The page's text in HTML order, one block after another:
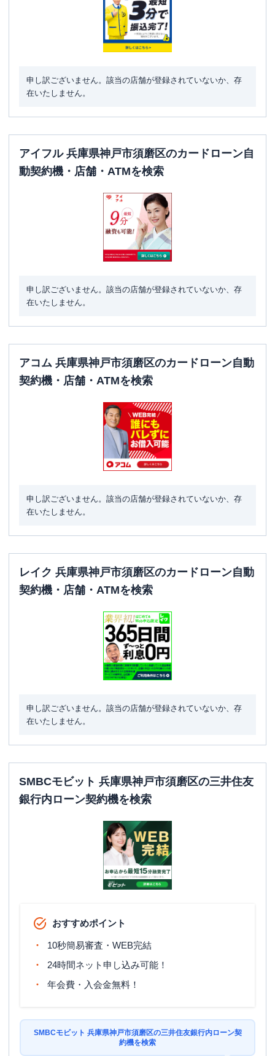
✕
兵庫県神戸市須磨区大黒町2-1-9
営業時間
平日：-
日祝： -
ATM
✕
兵庫県神戸市須磨区中落合2-2-5
申し訳ございません。該当の店舗が登録されていないか、存
在いたしません。
アイフル 兵庫県神戸市須磨区のカードローン自
動契約機・店舗・ATMを検索
申し訳ございません。該当の店舗が登録されていないか、存
在いたしません。
アコム 兵庫県神戸市須磨区のカードローン自動
契約機・店舗・ATMを検索
申し訳ございません。該当の店舗が登録されていないか、存
在いたしません。
レイク 兵庫県神戸市須磨区のカードローン自動
契約機・店舗・ATMを検索
申し訳ございません。該当の店舗が登録されていないか、存
在いたしません。
SMBCモビット 兵庫県神戸市須磨区の三井住友
銀行内ローン契約機を検索
おすすめポイント
10秒簡易審査・WEB完結
24時間ネット申し込み可能！
年会費・入会金無料！
SMBCモビット 兵庫県神戸市須磨区の三井住友銀行内ローン契
約機を検索